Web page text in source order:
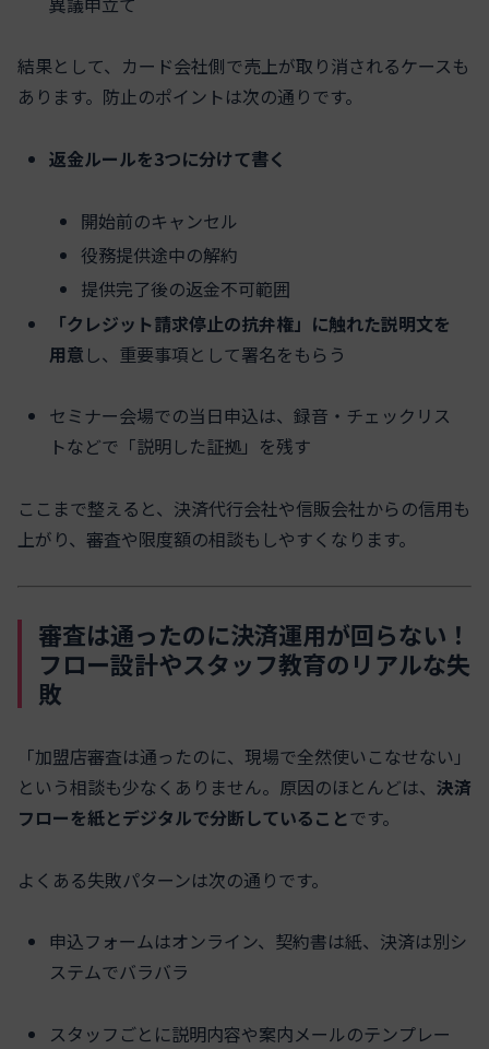
結果として、カード会社側で売上が取り消されるケースも
あります。防止のポイントは次の通りです。
返金ルールを3つに分けて書く
開始前のキャンセル
役務提供途中の解約
提供完了後の返金不可範囲
「クレジット請求停止の抗弁権」に触れた説明文を
用意 し、重要事項として署名をもらう
セミナー会場での当日申込は、録音・チェックリス
トなどで「説明した証拠」を残す
ここまで整えると、決済代行会社や信販会社からの信用も
上がり、審査や限度額の相談もしやすくなります。
審査は通ったのに決済運用が回らない！
フロー設計やスタッフ教育のリアルな失
敗
「加盟店審査は通ったのに、現場で全然使いこなせない」
という相談も少なくありません。原因のほとんどは、 決済
フローを紙とデジタルで分断していることです。
よくある失敗パターンは次の通りです。
申込フォームはオンライン、契約書は紙、決済は別シ
ステムでバラバラ
スタッフごとに説明内容や案内メールのテンプレー